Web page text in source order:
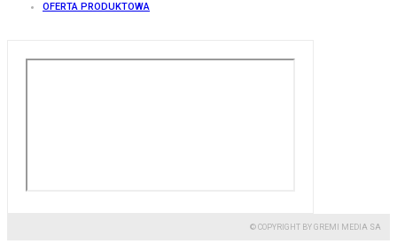
OFERTA PRODUKTOWA
© COPYRIGHT BY GREMI MEDIA SA